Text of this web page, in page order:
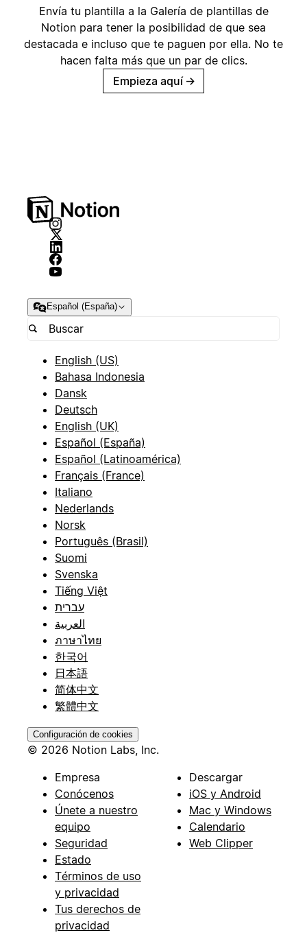
Envía tu plantilla a la Galería de plantillas de
Notion para tener la posibilidad de que sea
destacada e incluso que te paguen por ella. No te
hacen falta más que un par de clics.
Empieza aquí →
Español (España)
English (US)
Bahasa Indonesia
Dansk
Deutsch
English (UK)
Español (España)
Español (Latinoamérica)
Français (France)
Italiano
Nederlands
Norsk
Português (Brasil)
Suomi
Svenska
Tiếng Việt
עברית
العربية
ภาษาไทย
한국어
日本語
简体中文
繁體中文
Configuración de cookies
© 2026 Notion Labs, Inc.
Empresa
Conócenos
Únete a nuestro
equipo
Seguridad
Estado
Términos de uso
y privacidad
Tus derechos de
privacidad
Descargar
iOS y Android
Mac y Windows
Calendario
Web Clipper